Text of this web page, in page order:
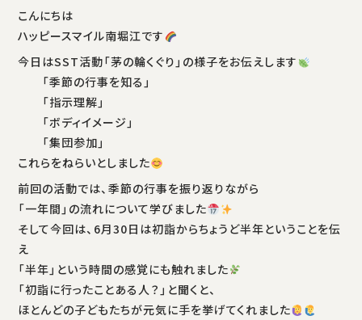
こんにちは
ハッピースマイル南堀江です
今日はSST活動「茅の輪くぐり」の様子をお伝えします
「季節の行事を知る」
「指示理解」
「ボディイメージ」
「集団参加」
これらをねらいとしました
前回の活動では、季節の行事を振り返りながら
「一年間」の流れについて学びました
そして今回は、6月30日は初詣からちょうど半年ということを伝
え
「半年」という時間の感覚にも触れました
「初詣に行ったことある人？」と聞くと、
ほとんどの子どもたちが元気に手を挙げてくれました